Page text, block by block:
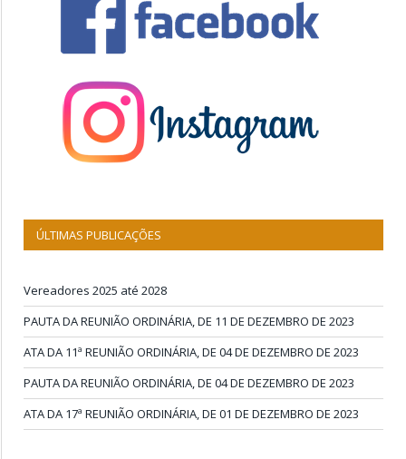
ÚLTIMAS PUBLICAÇÕES
Vereadores 2025 até 2028
PAUTA DA REUNIÃO ORDINÁRIA, DE 11 DE DEZEMBRO DE 2023
ATA DA 11ª REUNIÃO ORDINÁRIA, DE 04 DE DEZEMBRO DE 2023
PAUTA DA REUNIÃO ORDINÁRIA, DE 04 DE DEZEMBRO DE 2023
ATA DA 17ª REUNIÃO ORDINÁRIA, DE 01 DE DEZEMBRO DE 2023